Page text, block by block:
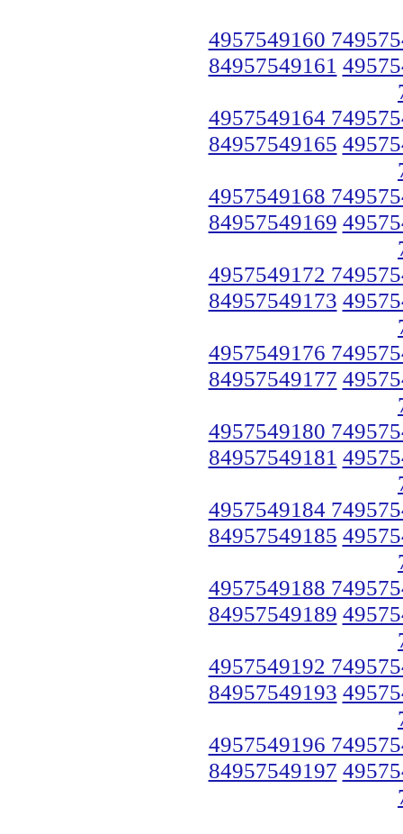
4957549160
84957549161
4957549164
84957549165
4957549168
84957549169
4957549172
84957549173
4957549176
84957549177
4957549180
84957549181
4957549184
84957549185
4957549188
84957549189
4957549192
84957549193
4957549196
84957549197